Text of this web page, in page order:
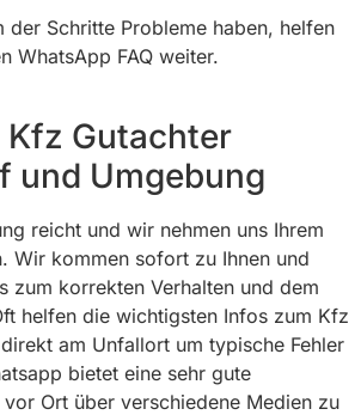
der Schritte Probleme haben, helfen
WhatsApp FAQ weiter.
Gutachter
und Umgebung
reicht und wir nehmen uns Ihrem
Wir kommen sofort zu Ihnen und
zum korrekten Verhalten und dem
helfen die wichtigsten Infos zum Kfz
am Unfallort um typische Fehler
bietet eine sehr gute
Ort über verschiedene Medien zu